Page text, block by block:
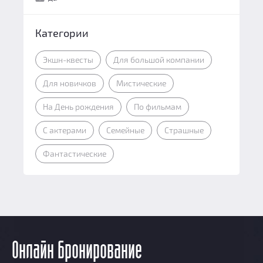
Категории
Экшн-квесты Для большой компании
Для новичков Мистические
На День рождения По фильмам
С актерами Семейные Страшные
Фантастические
Онлайн бронирование